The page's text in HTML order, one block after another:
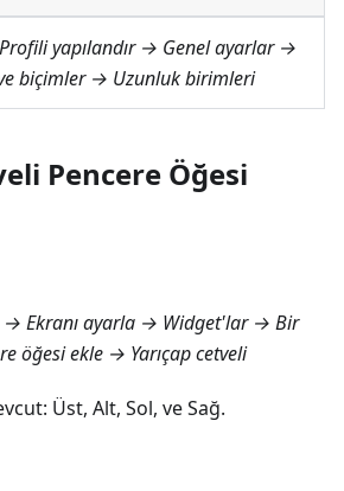
yapılandır → Genel ayarlar →
biçimler → Uzunluk birimleri
Pencere Öğesi
→ Ekranı ayarla → Widget'lar→ Bir
öğesi ekle → Yarıçap cetveli
Üst, Alt, Sol, veSağ.